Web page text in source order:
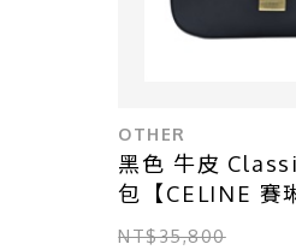
OTHER
黑色 牛皮
包【CELINE 賽
189173DLS
NT$35,800